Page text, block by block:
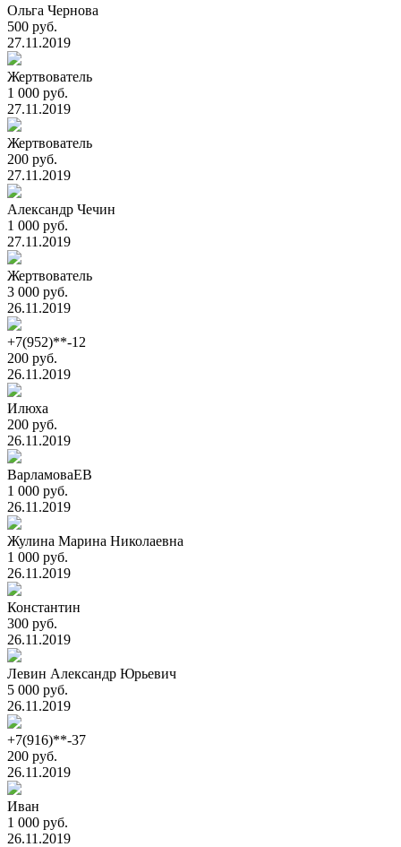
Ольга Чернова
500 руб.
27.11.2019
Жертвователь
1 000 руб.
27.11.2019
Жертвователь
200 руб.
27.11.2019
Александр Чечин
1 000 руб.
27.11.2019
Жертвователь
3 000 руб.
26.11.2019
+7(952)**-12
200 руб.
26.11.2019
Илюха
200 руб.
26.11.2019
ВарламоваЕВ
1 000 руб.
26.11.2019
Жулина Марина Николаевна
1 000 руб.
26.11.2019
Константин
300 руб.
26.11.2019
Левин Александр Юрьевич
5 000 руб.
26.11.2019
+7(916)**-37
200 руб.
26.11.2019
Иван
1 000 руб.
26.11.2019